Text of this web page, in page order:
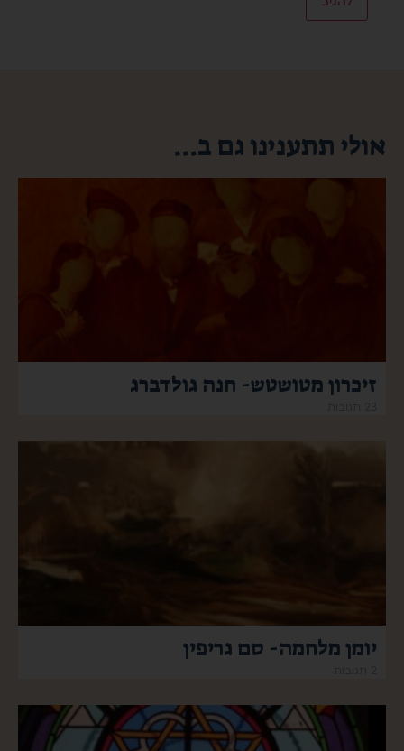
אולי תתענינו גם ב...
זיכרון מטושטש- חנה גולדברג
יומן מלחמה- סם גריפין